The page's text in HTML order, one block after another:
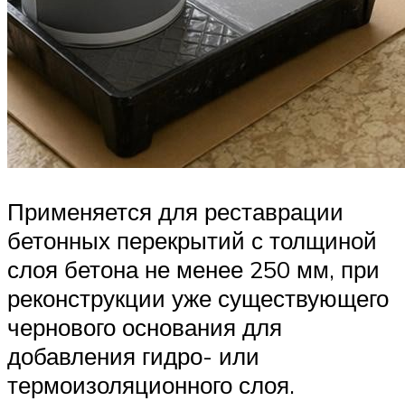
Применяется для реставрации
бетонных перекрытий с толщиной
слоя бетона не менее 250 мм, при
реконструкции уже существующего
чернового основания для
добавления гидро- или
термоизоляционного слоя.